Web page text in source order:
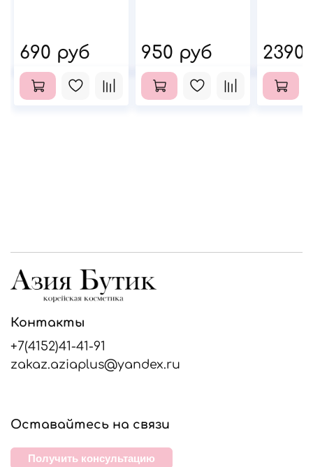
690 руб 950 руб 2390
Контакты
+7(4152)41-41-91
zakaz.aziaplus@yandex.ru
Оставайтесь на связи
Получить консультацию